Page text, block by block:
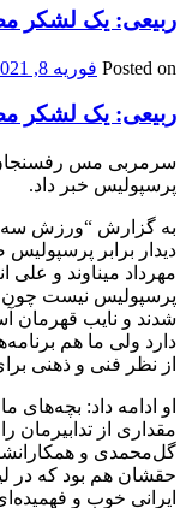
ربیعی: یک لشکر
Posted on فوریه 8, 2021
ربیعی: یک لشکر
پرسپولیس خبر داد.
به گزارش “ورزش
دیدار برابر
مهرداد میناوند و علی
پرسپولیس نیست چون
شدند و نایب قهرمان
دارد ولی ما هم
از نظر فنی و ذهنی
او ادامه داد: بچه‌های
مقداری از تدابیرمان
گل‌محمدی و
حقشان هم بود که در
ایرانی خوب و